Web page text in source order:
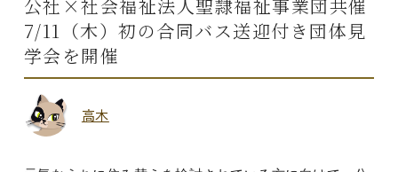
公社×社会福祉法人聖隷福祉事業団共催
7/11（木）初の合同バス送迎付き団体見
学会を開催
高木